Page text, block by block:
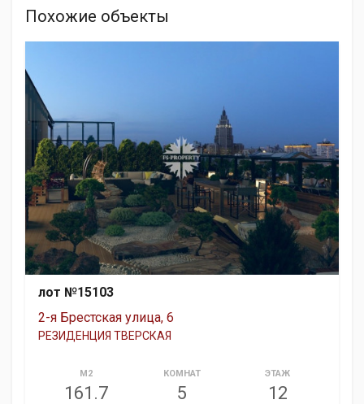
Похожие объекты
лот №15103
2-я Брестская улица, 6
РЕЗИДЕНЦИЯ ТВЕРСКАЯ
М2
161.7
КОМНАТ
5
ЭТАЖ
12